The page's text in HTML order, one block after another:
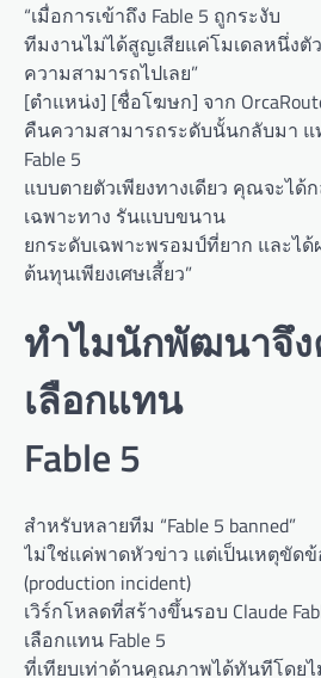
“เมื่อการเข้าถึง Fable 5 ถูกระงับ
ทีมงานไม่ได้สูญเสียแค่โมเดลหนึ่งตั
ความสามารถไปเลย”
[ตำแหน่ง] [ชื่อโฆษก] จาก
คืนความสามารถระดับนั้นกลับมา
Fable 5
แบบตายตัวเพียงทางเดียว คุณจะได้
เฉพาะทาง รันแบบขนาน
ยกระดับเฉพาะพรอมป์ที่ยาก และได้
ต้นทุนเพียงเศษเสี้ยว”
ทำไมนักพัฒนาจึ
เลือกแทน
Fable 5
สำหรับหลายทีม “Fable 5 banned”
ไม่ใช่แค่พาดหัวข่าว แต่เป็นเหตุขัดข้
(production incident)
เวิร์กโหลดที่สร้างขึ้นรอบ Claude
เลือกแทน Fable 5
ที่เทียบเท่าด้านคุณภาพได้ทันทีโดย